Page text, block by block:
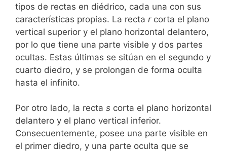
tipos de rectas en diédrico, cada una con sus
características propias. La recta rcorta el plano
vertical superior y el plano horizontal delantero,
por lo que tiene una parte visible y dos partes
ocultas. Estas últimas se sitúan en el segundo y
cuarto diedro, y se prolongan de forma oculta
hasta el infinito.
Por otro lado, la recta s corta el plano horizontal
delantero y el plano vertical inferior.
Consecuentemente, posee una parte visible en
el primer diedro, y una parte oculta que se